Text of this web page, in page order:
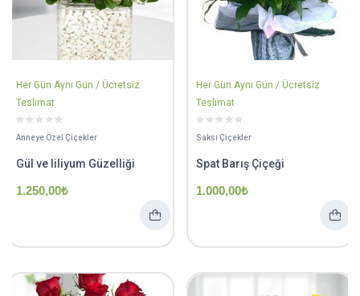
Her Gün Aynı Gün / Ücretsiz
Teslimat
Anneye Özel Çiçekler
Gül ve liliyum Güzelliği
1.250,00₺
Her Gün Aynı Gün / Ücretsiz
Teslimat
Saksı Çiçekler
Spat Barış Çiçeği
1.000,00₺